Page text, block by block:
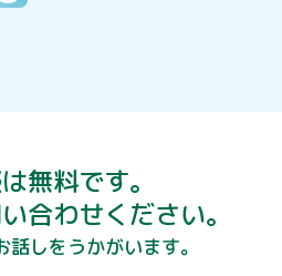
無料です。
合わせください。
しをうかがいます。